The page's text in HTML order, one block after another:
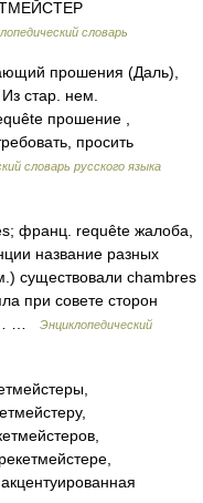
словарь
прошения (Даль),
стар. нем.
прошение ,
просить
словарь русского языка
франц. requête жалоба,
название разных
существовали chambres
при совете сторон
…
Энциклопедический